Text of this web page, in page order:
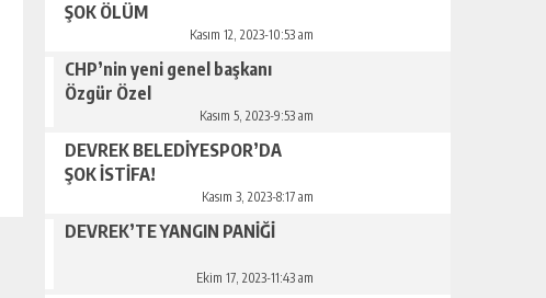
ŞOK ÖLÜM
Kasım 12, 2023-10:53 am
CHP’nin yeni genel başkanı
Özgür Özel
Kasım 5, 2023-9:53 am
DEVREK BELEDİYESPOR’DA
ŞOK İSTİFA!
Kasım 3, 2023-8:17 am
DEVREK’TE YANGIN PANİĞİ
Ekim 17, 2023-11:43 am